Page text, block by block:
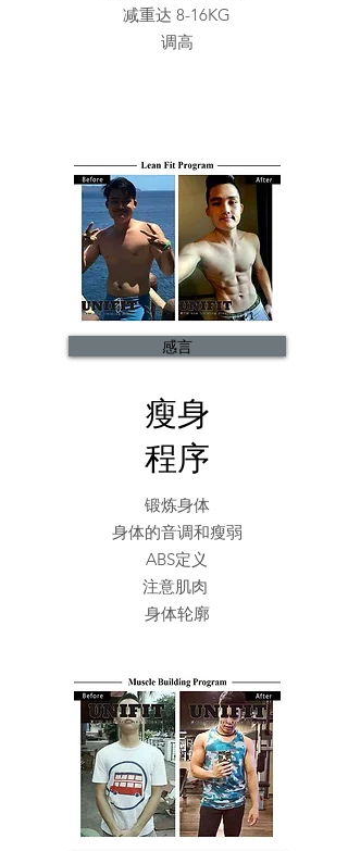
减重达 8-16KG
调高
感言
瘦身
程序
锻炼身体
身体的音调和瘦弱
ABS定义
注意肌肉
身体轮廓